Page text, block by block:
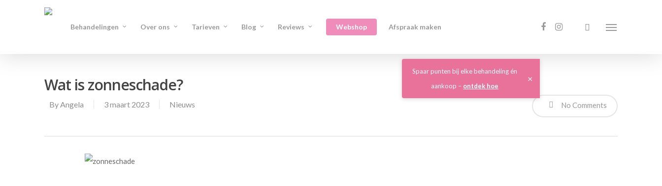
Behandelingen Over ons Tarieven Blog Reviews Webshop Afspraak maken
Wat is zonneschade?
ByAngela 3 maart 2023 Nieuws No Comments
Spaar punten bij elke behandeling én
aankoop – ontdek hoe
×